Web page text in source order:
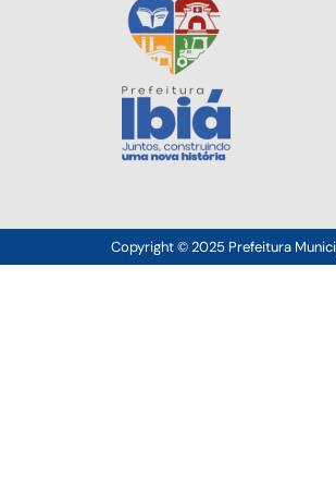
Copyright © 2025 Prefeitura